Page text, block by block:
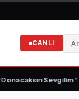
CANLI
Sevgilim “